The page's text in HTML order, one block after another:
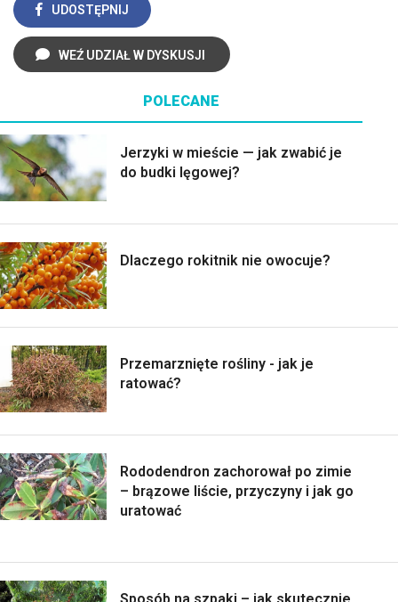
UDOSTĘPNIJ
WEŹ UDZIAŁ W DYSKUSJI
POLECANE
Jerzyki w mieście — jak zwabić je
do budki lęgowej?
Dlaczego rokitnik nie owocuje?
Przemarznięte rośliny - jak je
ratować?
Rododendron zachorował po zimie
– brązowe liście, przyczyny i jak go
uratować